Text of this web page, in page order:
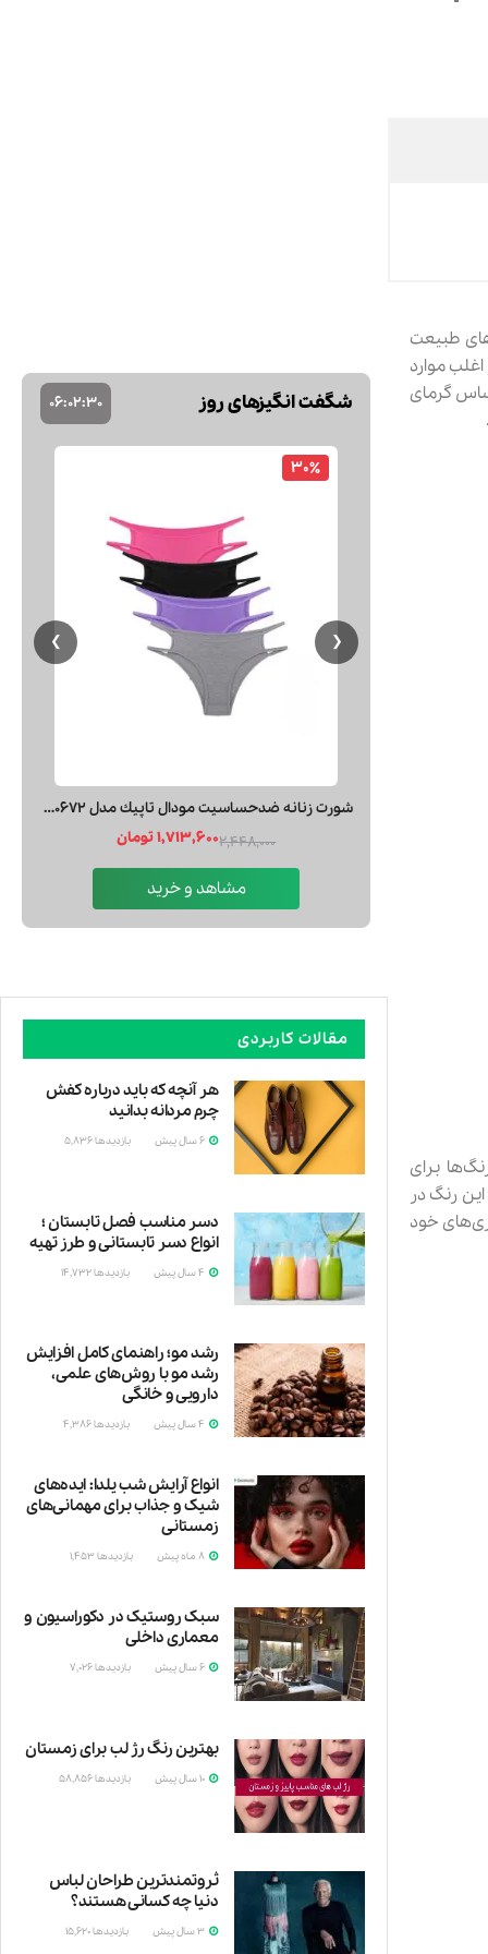
طبیعت
موارد
گرمای
برای
رنگ در
خود
❯
شگفت انگیزهای روز 06:02:29
10٪
لیوان ضدعفونی کننده کاپ قاعدگی (استریلایزر) با درب منفذدار لیوا فارما
299,000269,100 تومان
مشاهد و خرید
❮
مقالات کاربردی
هر آنچه که باید درباره کفش
چرم مردانه بدانید
بازدیدها5,836
دسر مناسب فصل تابستان ؛
انواع دسر تابستانی و طرز تهیه
بازدیدها14,732
رشد مو؛ راهنمای کامل افزایش
رشد مو با روش‌های علمی،
دارویی و خانگی
بازدیدها4,386
انواع آرایش شب یلدا: ایده‌های
شیک و جذاب برای مهمانی‌های
زمستانی
بازدیدها1,453
سبک روستیک در دکوراسیون و
معماری داخلی
بازدیدها7,026
بهترین رنگ رژ لب برای زمستان
بازدیدها58,856
ثروتمندترین طراحان لباس
دنیا چه کسانی هستند؟
بازدیدها15,620